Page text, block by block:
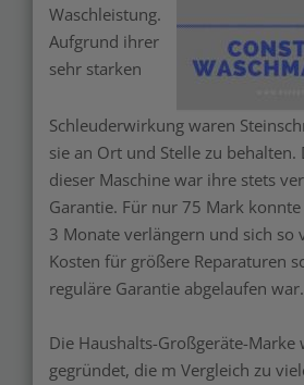
Waschleistung.
Aufgrund ihrer
sehr starken
Schleuderwirkung waren
sie an Ort und Stelle zu behalten.
dieser Maschine war ihre stets
Garantie. Für nur 75 Mark
3 Monate verlängern und sich so
Kosten für größere Reparaturen
reguläre Garantie abgelaufen war.
Die Haushalts-Großgeräte-Marke
gegründet, die m Vergleich zu